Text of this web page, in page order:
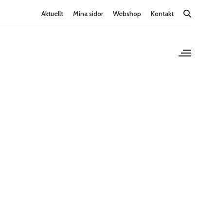
Aktuellt Mina sidor Webshop Kontakt